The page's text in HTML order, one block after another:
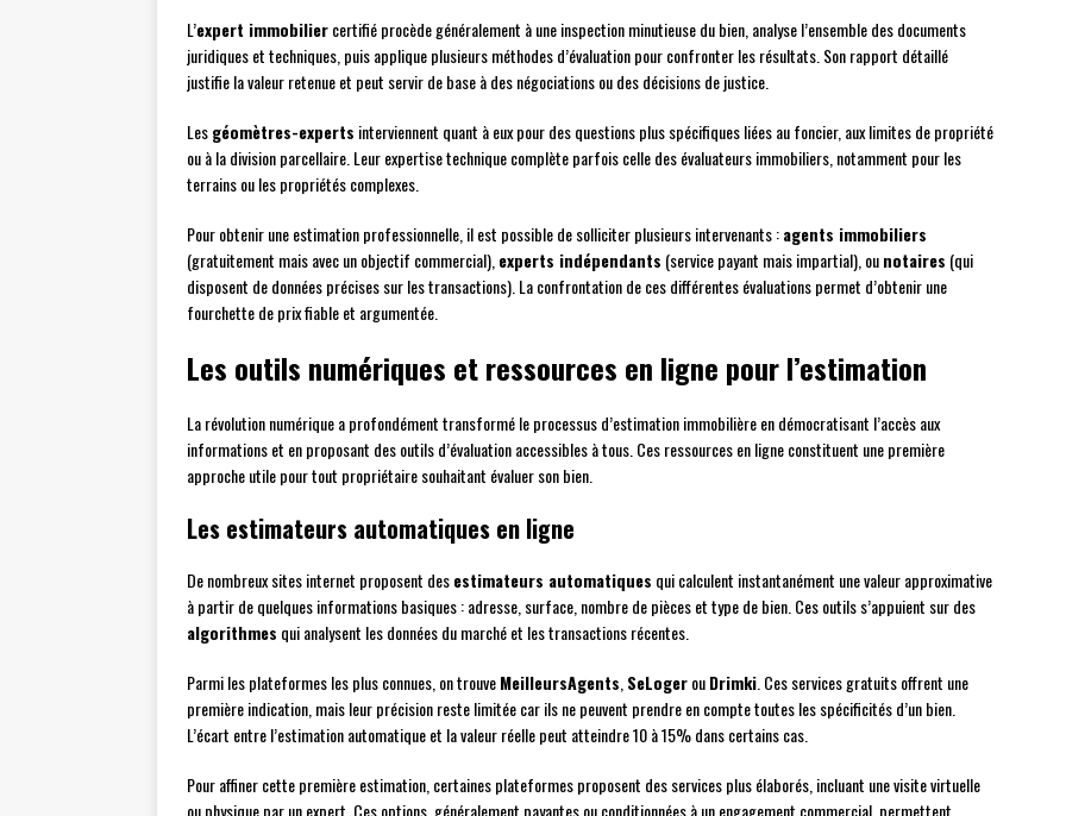
L’expert immobiliercertifié procède généralement à une inspection minutieuse du bien, analyse l’ensemble des documents
juridiques et techniques, puis applique plusieurs méthodes d’évaluation pour confronter les résultats. Son rapport détaillé
justifie la valeur retenue et peut servir de base à des négociations ou des décisions de justice.
Lesgéomètres-experts interviennent quant à eux pour des questions plus spécifiques liées au foncier, aux limites de propriété
ou à la division parcellaire. Leur expertise technique complète parfois celle des évaluateurs immobiliers, notamment pour les
terrains ou les propriétés complexes.
Pour obtenir une estimation professionnelle, il est possible de solliciter plusieurs intervenants :agents immobiliers
(gratuitement mais avec un objectif commercial), experts indépendants (service payant mais impartial), ounotaires (qui
disposent de données précises sur les transactions). La confrontation de ces différentes évaluations permet d’obtenir une
fourchette de prix fiable et argumentée.
Les outils numériques et ressources en ligne pour l’estimation
La révolution numérique a profondément transformé le processus d’estimation immobilière en démocratisant l’accès aux
informations et en proposant des outils d’évaluation accessibles à tous. Ces ressources en ligne constituent une première
approche utile pour tout propriétaire souhaitant évaluer son bien.
Les estimateurs automatiques en ligne
De nombreux sites internet proposent desestimateurs automatiques qui calculent instantanément une valeur approximative
à partir de quelques informations basiques : adresse, surface, nombre de pièces et type de bien. Ces outils s’appuient sur des
algorithmes qui analysent les données du marché et les transactions récentes.
Parmi les plateformes les plus connues, on trouveMeilleursAgents SeLogerouDrimki . Ces services gratuits offrent une
première indication, mais leur précision reste limitée car ils ne peuvent prendre en compte toutes les spécificités d’un bien.
L’écart entre l’estimation automatique et la valeur réelle peut atteindre 10 à 15% dans certains cas.
Pour affiner cette première estimation, certaines plateformes proposent des services plus élaborés, incluant une visite virtuelle
ou physique par un expert. Ces options, généralement payantes ou conditionnées à un engagement commercial, permettent